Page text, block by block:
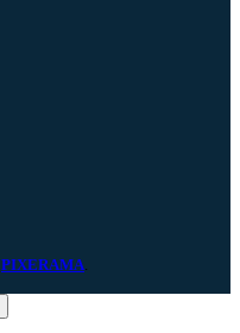
PIXERAMA.